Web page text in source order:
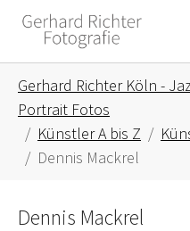
Skip to main content
Skip to page footer
Gerhard Richter Köln -
Portrait Fotos
Künstler A bis Z
Dennis Mackrel
Dennis Mackrel